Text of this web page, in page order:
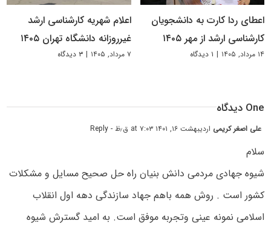
اعطای ردا کارت به دانشجویان
کارشناسی ارشد از مهر ۱۴۰۵
۱۴ مرداد, ۱۴۰۵ | ۱ دیدگاه
اعلام شهریه کارشناسی ارشد
غیرروزانه دانشگاه تهران ۱۴۰۵
۷ مرداد, ۱۴۰۵ | ۳ دیدگاه
One دیدگاه
علی اصغر کریمی اردیبهشت ۱۶, ۱۴۰۱ at ۷:۰۳ ق٫ظ - Reply
سلام
شیوه جهادی مردمی دانش بنیان راه حل صحیح مسایل و مشکلات
کشور است . روش همه باهم جهاد سازندگی دهه اول انقلاب
اسلامی نمونه عینی وتجربه موفق است. به امید گسترش شیوه